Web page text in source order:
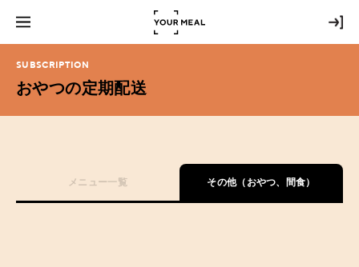
SUBSCRIPTION
おやつの定期配送
メニュー一覧 その他（おやつ、間食）